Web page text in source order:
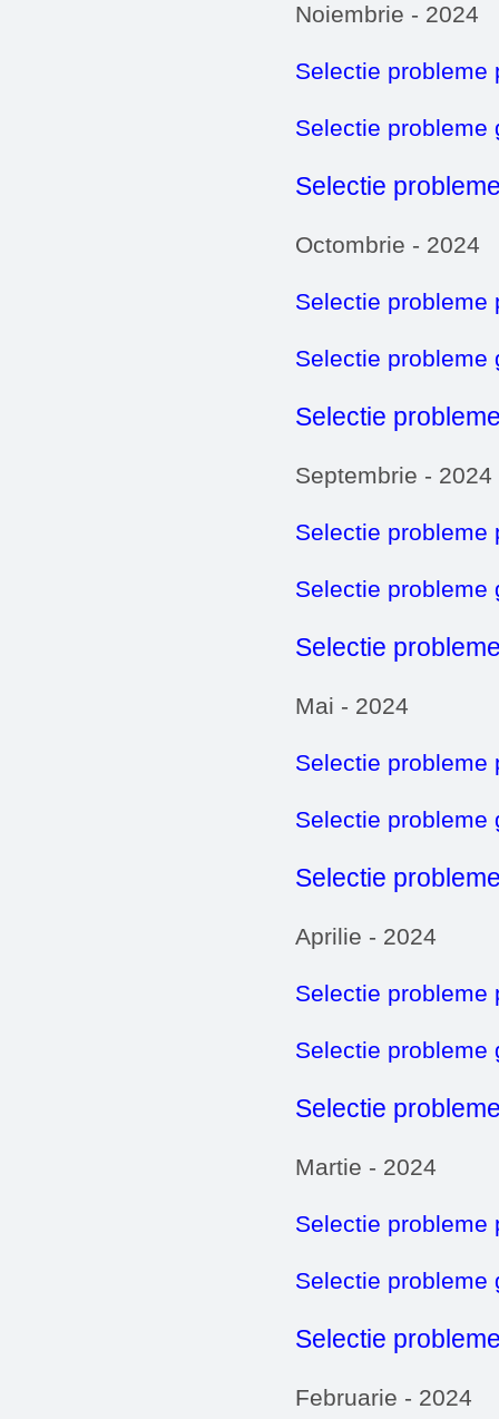
Noiembrie - 2024
Selectie probleme
Selectie probleme
Selectie
Octombrie - 2024
Selectie probleme
Selectie probleme
Selectie
Septembrie - 2024
Selectie probleme
Selectie probleme
Selectie
Mai - 2024
Selectie probleme
Selectie probleme
Selectie
Aprilie - 2024
Selectie probleme
Selectie probleme
Selectie
Martie - 2024
Selectie probleme
Selectie probleme
Selectie
Februarie - 2024